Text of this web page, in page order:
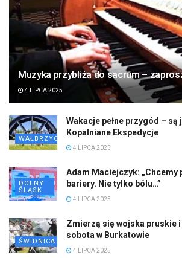
Muzyka przybliża do sacrum –
4 LIPCA 2025
WAŁBRZYCH
Wakacje pełne przygód –
Kopalniane Ekspedycje
4 LIPCA 2025
DOLNY
ŚLĄSK
Adam Maciejczyk: „Chcemy
bariery. Nie tylko bólu…”
4 LIPCA 2025
ŚWIDNICA
Zmierzą się wojska pruskie
sobota w Burkatowie
4 LIPCA 2025